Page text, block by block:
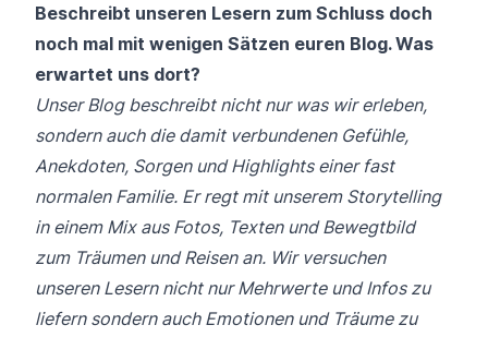
Beschreibt unseren Lesern zum Schluss doch
noch mal mit wenigen Sätzen euren Blog. Was
erwartet uns dort?
Unser Blog beschreibt nicht nur was wir erleben,
sondern auch die damit verbundenen Gefühle,
Anekdoten, Sorgen und Highlights einer fast
normalen Familie. Er regt mit unserem Storytelling
in einem Mix aus Fotos, Texten und Bewegtbild
zum Träumen und Reisen an. Wir versuchen
unseren Lesern nicht nur Mehrwerte und Infos zu
liefern sondern auch Emotionen und Träume zu